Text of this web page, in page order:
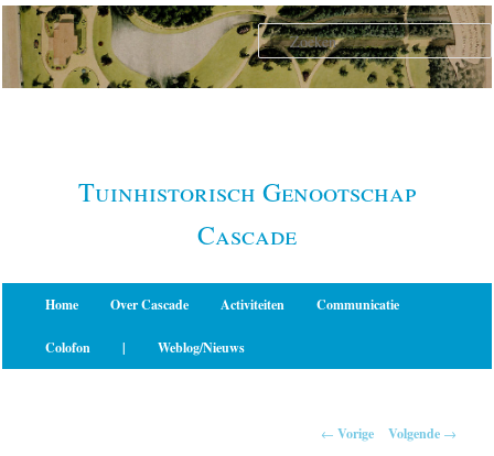
Spring
naar
primaire
Tuinhistorisch Genootschap
Cascade
Home Over Cascade Activiteiten Communicatie
Colofon | Weblog/Nieuws
← Vorige Volgende →